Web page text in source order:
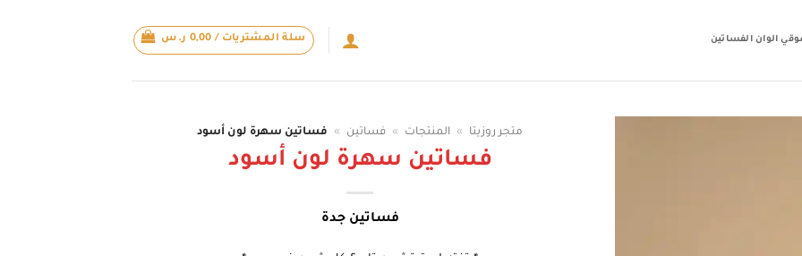
الوان الفساتين سلة المشتريات / 0,00 ر.س
متجر روزيتا » المنتجات » فساتين » فساتين سهرة لون أسود
فساتين سهرة لون أسود
فساتين جدة